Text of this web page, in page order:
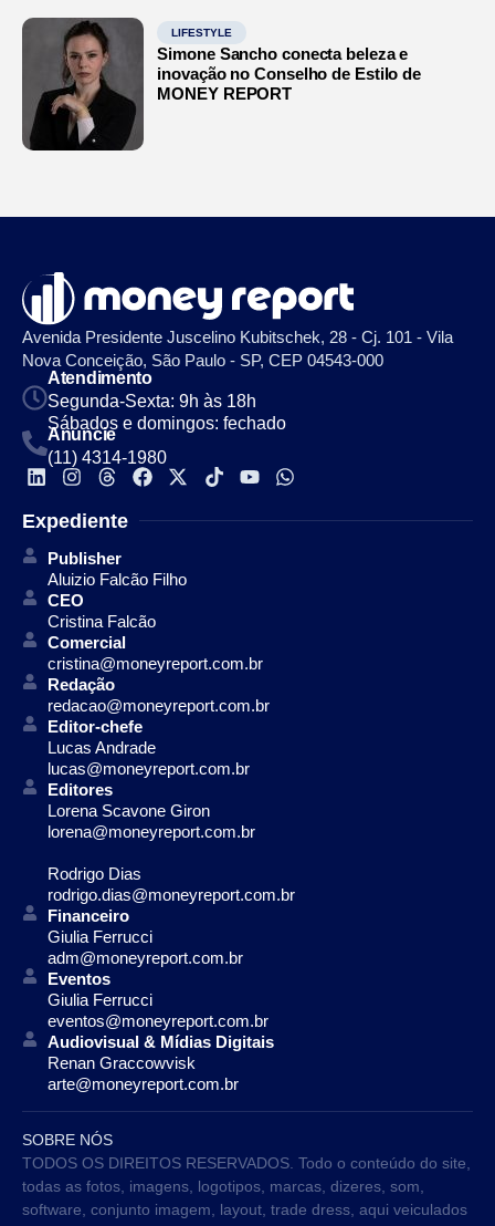
LIFESTYLE
Simone Sancho conecta beleza e
inovação no Conselho de Estilo de
MONEY REPORT
Avenida Presidente Juscelino Kubitschek, 28 - Cj. 101 - Vila
Nova Conceição, São Paulo - SP, CEP 04543-000
Atendimento
Segunda-Sexta: 9h às 18h
Sábados e domingos: fechado
Anuncie
(11) 4314-1980
Expediente
Publisher
Aluizio Falcão Filho
CEO
Cristina Falcão
Comercial
cristina@moneyreport.com.br
Redação
redacao@moneyreport.com.br
Editor-chefe
Lucas Andrade
lucas@moneyreport.com.br
Editores
Lorena Scavone Giron
lorena@moneyreport.com.br
Rodrigo Dias
rodrigo.dias@moneyreport.com.br
Financeiro
Giulia Ferrucci
adm@moneyreport.com.br
Eventos
Giulia Ferrucci
eventos@moneyreport.com.br
Audiovisual & Mídias Digitais
Renan Graccowvisk
arte@moneyreport.com.br
SOBRE NÓS
TODOS OS DIREITOS RESERVADOS. Todo o conteúdo do site,
todas as fotos, imagens, logotipos, marcas, dizeres, som,
software, conjunto imagem, layout, trade dress, aqui veiculados